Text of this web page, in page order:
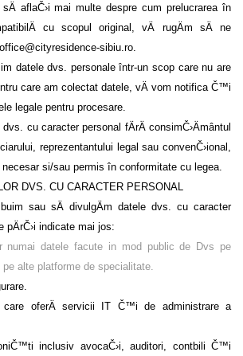
sÄ aflaČ›i mai multe despre cum prelucrarea în
cu scopul original, vÄ rugÄm sÄ ne
sibiu.ro
datele dvs. personale într-un scop care nu are
care am colectat datele, vÄ vom notifica Č™i
legale pentru procesare.
cu caracter personal fÄrÄ consimČ›Ämântul
reprezentantului legal sau convenČ›ional,
necesar si/sau permis în conformitate cu legea.
DVS. CU CARACTER PERSONAL
sau sÄ divulgÄm datele dvs. cu caracter
pÄrČ›i indicate mai jos:
numai datele facute in mod public de Dvs pe
alte platforme de specialitate.
care oferÄ servicii IT Č™i de administrare a
inclusiv avocaČ›i, auditori, contbili Č™i